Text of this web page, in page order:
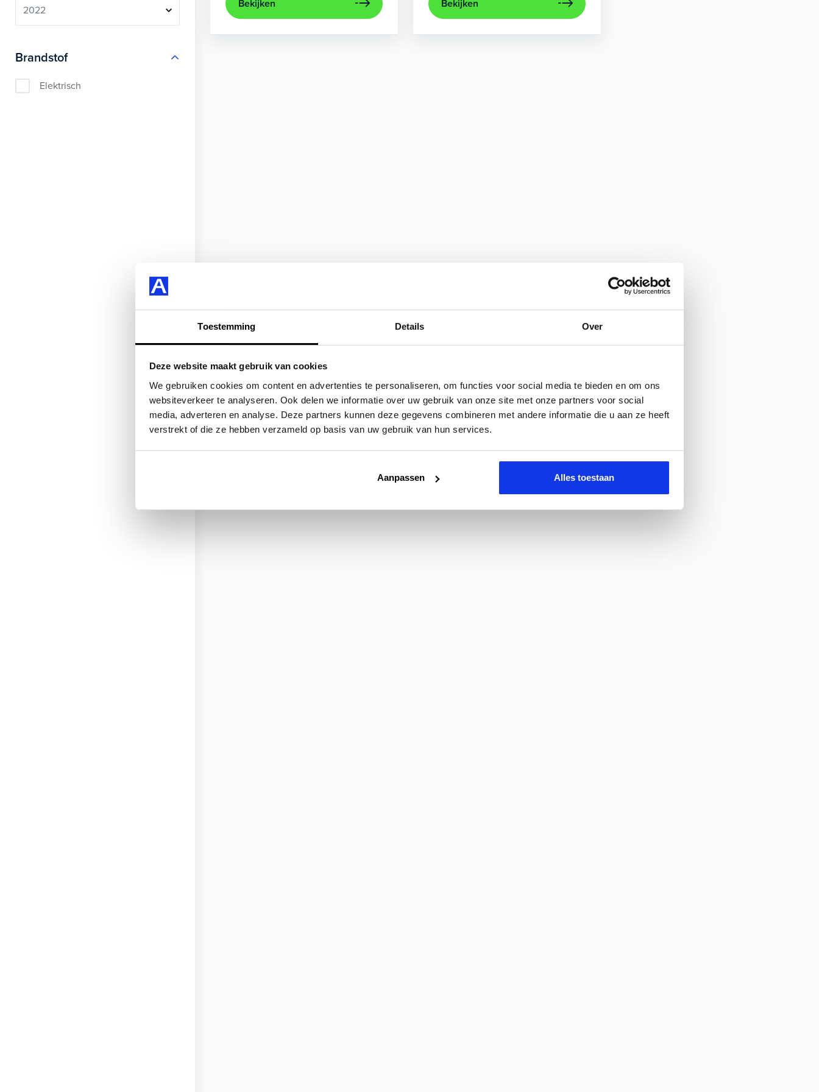
Toestemming Details Over
Deze website maakt gebruik van cookies
We gebruiken cookies om content en advertenties te personaliseren, om functies voor social media te bieden en om ons
websiteverkeer te analyseren. Ook delen we informatie over uw gebruik van onze site met onze partners voor social
media, adverteren en analyse. Deze partners kunnen deze gegevens combineren met andere informatie die u aan ze heeft
verstrekt of die ze hebben verzameld op basis van uw gebruik van hun services.
Aanpassen Alles toestaan
Brandstof
Elektrisch
Bekijken Bekijken